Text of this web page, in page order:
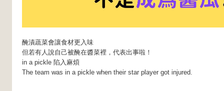
醃漬蔬菜會讓食材更入味
但若有人說自己被醃在醬菜裡，代表出事啦！
in a pickle 陷入麻煩
The team was in a pickle when their star player got injured.